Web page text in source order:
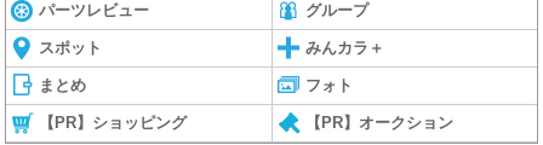
パーツレビュー グループ
スポット みんカラ＋
まとめ フォト
【PR】ショッピング 【PR】オークション